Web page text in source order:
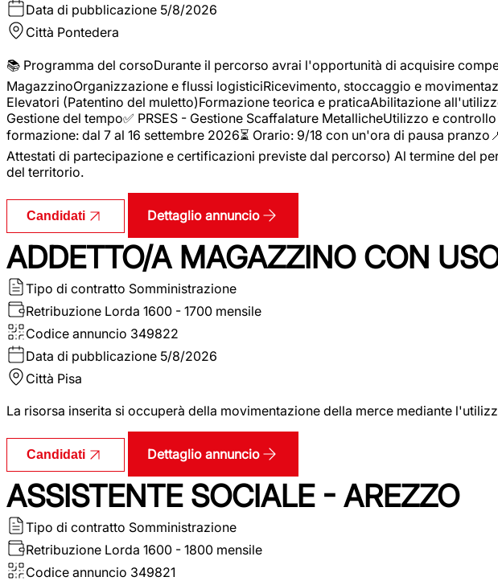
Data di pubblicazione 5/8/2026
Città Pontedera
📚 Programma del corsoDurante il percorso avrai l'opportunità di acquisire
MagazzinoOrganizzazione e flussi logisticiRicevimento, stoccaggio e
Elevatori (Patentino del muletto)Formazione teorica e praticaAbilitazione
Gestione del tempo✅ PRSES - Gestione Scaffalature MetallicheUtilizzo e
formazione: dal 7 al 16 settembre 2026⏳ Orario: 9/18 con un'ora di pausa
Attestati di partecipazione e certificazioni previste dal percorso) Al termine del
del territorio.
Candidati Dettaglio annuncio
ADDETTO/A MAGAZZINO CON
Tipo di contratto Somministrazione
Retribuzione Lorda 1600 - 1700 mensile
Codice annuncio 349822
Data di pubblicazione 5/8/2026
Città Pisa
La risorsa inserita si occuperà della movimentazione della merce mediante
Candidati Dettaglio annuncio
ASSISTENTE SOCIALE - AREZZO
Tipo di contratto Somministrazione
Retribuzione Lorda 1600 - 1800 mensile
Codice annuncio 349821